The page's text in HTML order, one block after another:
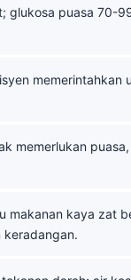
glukosa puasa 70-
memerintahkan
memerlukan
makanan kaya zat